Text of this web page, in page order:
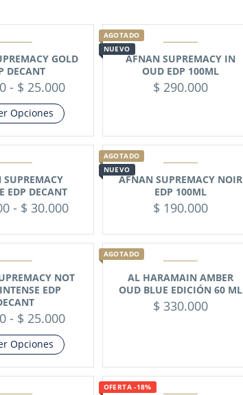
GOLD
DECANT
- $ 25.000
Opciones
AGOTADO
NUEVO
AFNAN SUPREMACY IN
OUD EDP 100ML
$ 290.000
EDP DECANT
- $ 30.000
AGOTADO
NUEVO
AFNAN SUPREMACY NOIR
EDP 100ML
$ 190.000
NOT
EDP
- $ 25.000
Opciones
AGOTADO
AL HARAMAIN AMBER
OUD BLUE EDICIÓN 60 ML
$ 330.000
OFERTA -18%